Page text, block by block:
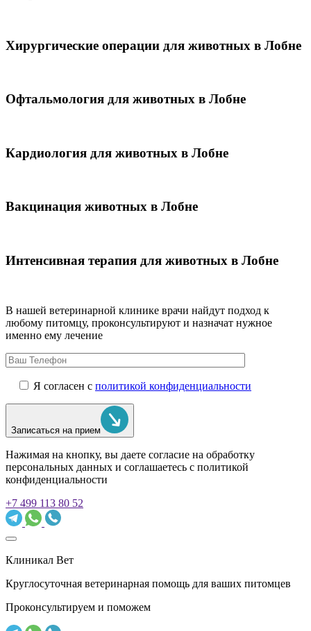
Хирургические операции для животных в Лобне
Офтальмология для животных в Лобне
Кардиология для животных в Лобне
Вакцинация животных в Лобне
Интенсивная терапия для животных в Лобне
В нашей ветеринарной клинике врачи найдут подход к
любому питомцу, проконсультируют и назначат нужное
именно ему лечение
Я согласен с политикой конфиденциальности
Записаться на прием
Нажимая на кнопку, вы даете согласие на обработку
персональных данных и соглашаетесь c политикой
конфиденциальности
+7 499 113 80 52
Клиникал Вет
Круглосуточная ветеринарная помощь для ваших питомцев
Проконсультируем и поможем